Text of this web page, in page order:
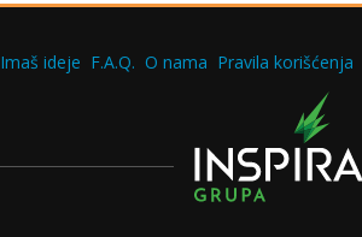
Imaš ideje F.A.Q. O nama Pravila korišćenja